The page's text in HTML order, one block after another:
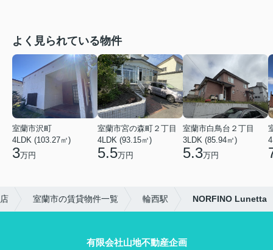
よく見られている物件
室蘭市沢町
4LDK (103.27㎡)
3万円
室蘭市宮の森町２丁目
4LDK (93.15㎡)
5.5万円
室蘭市白鳥台２丁目
3LDK (85.94㎡)
5.3万円
室蘭市の賃貸物件一覧 輪西駅 NORFINO Lunetta
有限会社山地不動産企画